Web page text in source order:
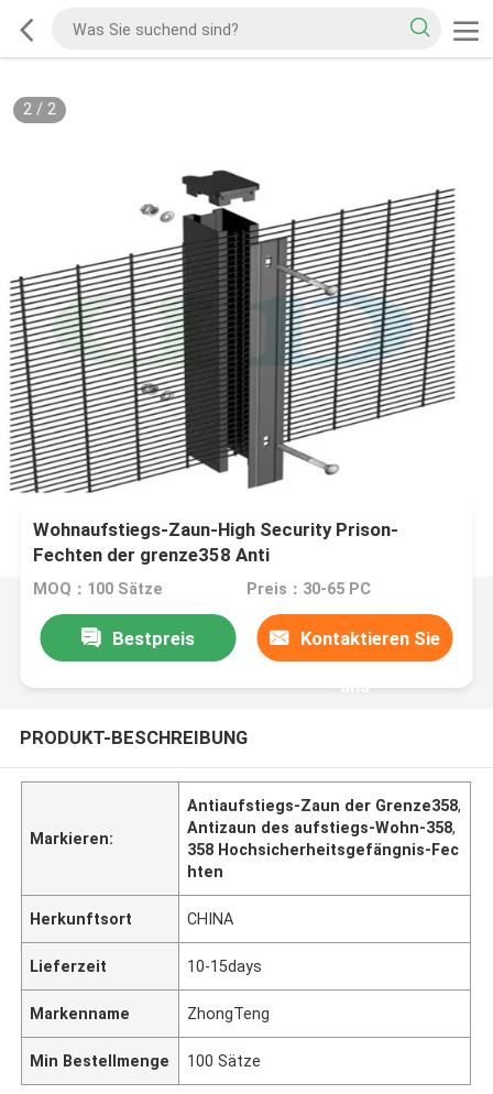
2/ 2
Wohnaufstiegs-Zaun-High Security Prison-
Fechten der grenze358 Anti
MOQ：100 Sätze Preis：30-65 PC
Bestpreis Kontaktieren Sie
uns
PRODUKT-BESCHREIBUNG
Markieren:
Antiaufstiegs-Zaun der Grenze358,
Antizaun des aufstiegs-Wohn-358,
358 Hochsicherheitsgefängnis-Fec
hten
Herkunftsort CHINA
Lieferzeit 10-15days
Markenname ZhongTeng
Min Bestellmenge 100 Sätze